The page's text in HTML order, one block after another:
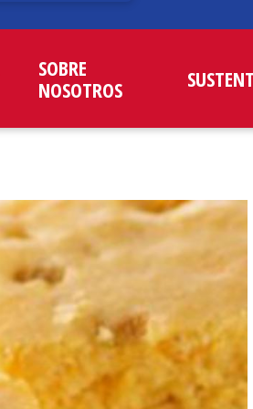
SOBRE
NOSOTROS